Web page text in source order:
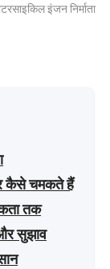
इंजन निर्माता
कैसे चमकते हैं
तक
सुझाव